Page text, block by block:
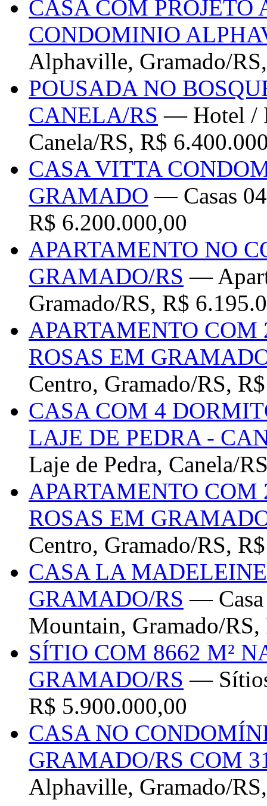
CASA COM PROJETO
CONDOMINIO
Alphaville, Gramado/
POUSADA NO
CANELA/RS — Hotel /
Canela/RS, R$
CASA VITTA
GRAMADO — Casas
R$ 6.200.000,00
APARTAMENTO NO
GRAMADO/RS —
Gramado/RS, R$
APARTAMENTO COM
ROSAS EM
Centro, Gramado/RS,
CASA COM 4
LAJE DE PEDRA -
Laje de Pedra, Canela/
APARTAMENTO COM
ROSAS EM
Centro, Gramado/RS,
CASA LA
GRAMADO/RS — Casa
Mountain, Gramado/
SÍTIO COM 8662 M²
GRAMADO/RS —
R$ 5.900.000,00
CASA NO
GRAMADO/RS COM
Alphaville, Gramado/